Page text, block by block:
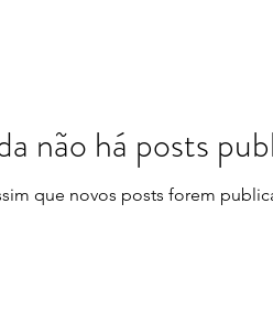
não há posts
que novos posts forem